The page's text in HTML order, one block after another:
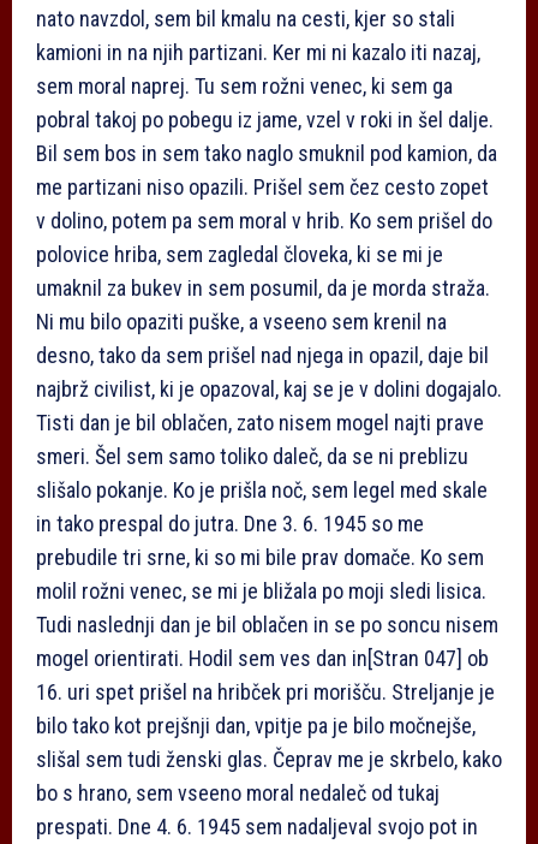
nato navzdol, sem bil kmalu na cesti, kjer so stali
kamioni in na njih partizani. Ker mi ni kazalo iti nazaj,
sem moral naprej. Tu sem rožni venec, ki sem ga
pobral takoj po pobegu iz jame, vzel v roki in šel dalje.
Bil sem bos in sem tako naglo smuknil pod kamion, da
me partizani niso opazili. Prišel sem čez cesto zopet
v dolino, potem pa sem moral v hrib. Ko sem prišel do
polovice hriba, sem zagledal človeka, ki se mi je
umaknil za bukev in sem posumil, da je morda straža.
Ni mu bilo opaziti puške, a vseeno sem krenil na
desno, tako da sem prišel nad njega in opazil, daje bil
najbrž civilist, ki je opazoval, kaj se je v dolini dogajalo.
Tisti dan je bil oblačen, zato nisem mogel najti prave
smeri. Šel sem samo toliko daleč, da se ni preblizu
slišalo pokanje. Ko je prišla noč, sem legel med skale
in tako prespal do jutra. Dne 3. 6. 1945 so me
prebudile tri srne, ki so mi bile prav domače. Ko sem
molil rožni venec, se mi je bližala po moji sledi lisica.
Tudi naslednji dan je bil oblačen in se po soncu nisem
mogel orientirati. Hodil sem ves dan in[Stran 047] ob
16. uri spet prišel na hribček pri morišču. Streljanje je
bilo tako kot prejšnji dan, vpitje pa je bilo močnejše,
slišal sem tudi ženski glas. Čeprav me je skrbelo, kako
bo s hrano, sem vseeno moral nedaleč od tukaj
prespati. Dne 4. 6. 1945 sem nadaljeval svojo pot in